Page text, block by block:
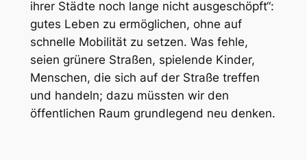
ihrer Städte noch lange nicht ausgeschöpft“:
gutes Leben zu ermöglichen, ohne auf
schnelle Mobilität zu setzen. Was fehle,
seien grünere Straßen, spielende Kinder,
Menschen, die sich auf der Straße treffen
und handeln; dazu müssten wir den
öffentlichen Raum grundlegend neu denken.